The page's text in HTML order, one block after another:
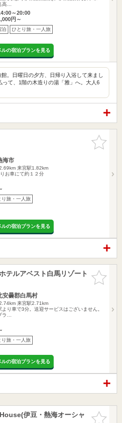
高…
～20:00
円～
泊 ひとり旅・一人旅
ルの宿泊プランを見る
。日曜日の夕方、日帰り入浴して来まし
って、1階の木造りの湯「雅」へ。大人6
お気に入
りに追加
海市
来宮駅1.82km
お車にて約１２分
り旅・一人旅
ルの宿泊プランを見る
お気に入
りに追加
テルアベスト白馬リゾート
安曇郡白馬村
来宮駅2.71km
より車で3分。送迎サービスはございません。
ラ…
り旅・一人旅
ルの宿泊プランを見る
お気に入
伊豆・熱海オーシャ